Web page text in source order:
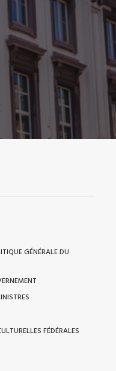
GÉNÉRALE DU
FÉDÉRALES